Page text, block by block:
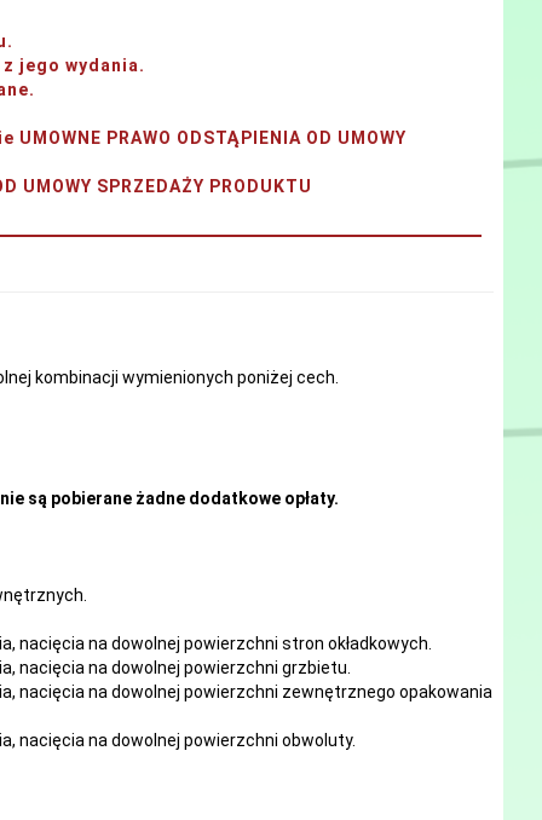
jego wydania.
PRAWO ODSTĄPIENIA OD UMOWY
SPRZEDAŻY PRODUKTU
kombinacji wymienionych poniżej cech.
są pobierane żadne dodatkowe opłaty.
nacięcia na dowolnej powierzchni stron okładkowych.
nacięcia na dowolnej powierzchni grzbietu.
nacięcia na dowolnej powierzchni zewnętrznego opakowania
nacięcia na dowolnej powierzchni obwoluty.